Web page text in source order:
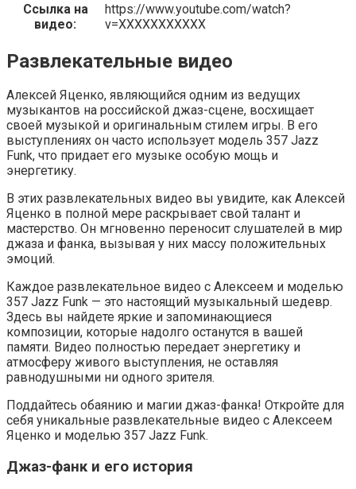
Ссылка на
видео:
https://www.youtube.com/watch?
v=XXXXXXXXXXX
Развлекательные видео
Алексей Яценко, являющийся одним из ведущих
музыкантов на российской джаз-сцене, восхищает
своей музыкой и оригинальным стилем игры. В его
выступлениях он часто использует модель 357 Jazz
Funk, что придает его музыке особую мощь и
энергетику.
В этих развлекательных видео вы увидите, как Алексей
Яценко в полной мере раскрывает свой талант и
мастерство. Он мгновенно переносит слушателей в мир
джаза и фанка, вызывая у них массу положительных
эмоций.
Каждое развлекательное видео с Алексеем и моделью
357 Jazz Funk — это настоящий музыкальный шедевр.
Здесь вы найдете яркие и запоминающиеся
композиции, которые надолго останутся в вашей
памяти. Видео полностью передает энергетику и
атмосферу живого выступления, не оставляя
равнодушными ни одного зрителя.
Поддайтесь обаянию и магии джаз-фанка! Откройте для
себя уникальные развлекательные видео с Алексеем
Яценко и моделью 357 Jazz Funk.
Джаз-фанк и его история